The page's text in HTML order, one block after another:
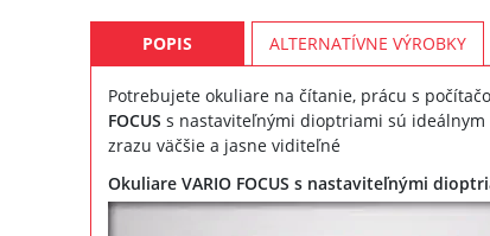
POPIS ALTERNATÍVNE VÝROBKY
Potrebujete okuliare na čítanie, prácu s
FOCUS s nastaviteľnými dioptriami sú
zrazu väčšie a jasne viditeľné
Okuliare VARIO FOCUS s nastaviteľnými